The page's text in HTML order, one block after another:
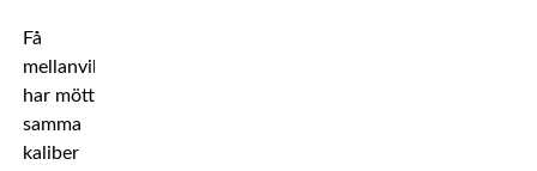
Få
mellanviktare
har mött
samma
kaliber